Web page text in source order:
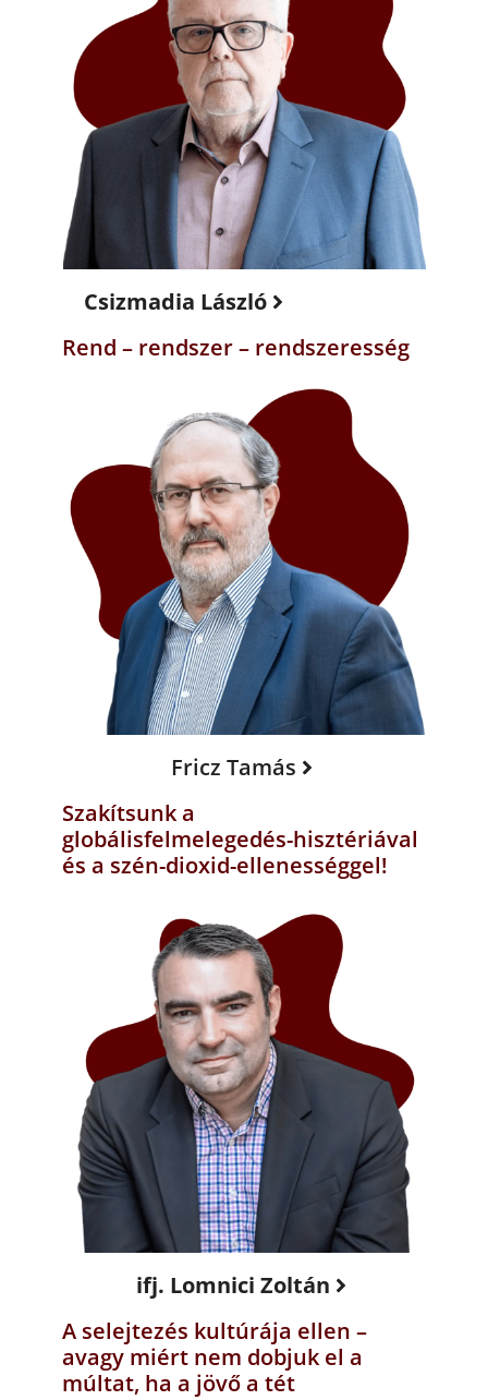
Csizmadia László
Rend – rendszer – rendszeresség
Fricz Tamás
Szakítsunk a
globálisfelmelegedés-hisztériával
és a szén-dioxid-ellenességgel!
ifj. Lomnici Zoltán
A selejtezés kultúrája ellen –
avagy miért nem dobjuk el a
múltat, ha a jövő a tét